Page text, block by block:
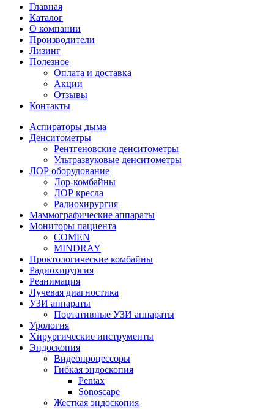
Главная
Каталог
О компании
Производители
Лизинг
Полезное
Оплата и доставка
Акции
Отзывы
Контакты
Аспираторы дыма
Денситометры
Рентгеновские денситометры
Ультразвуковые денситометры
ЛОР оборудование
Лор-комбайны
ЛОР кресла
Радиохирургия
Маммографические аппараты
Мониторы пациента
COMEN
MINDRAY
Проктологические комбайны
Радиохирургия
Реанимация
Лучевая диагностика
УЗИ аппараты
Портативные УЗИ аппараты
Урология
Хирургические инструменты
Эндоскопия
Видеопроцессоры
Гибкая эндоскопия
Pentax
Sonoscape
Жесткая эндоскопия